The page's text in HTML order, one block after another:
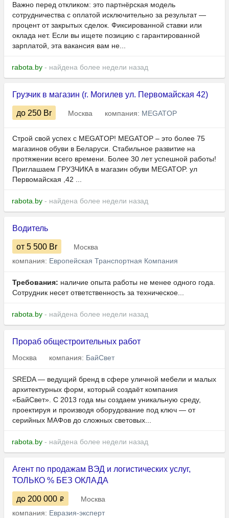
Важно перед откликом: это партнёрская модель
сотрудничества с оплатой исключительно за результат —
процент от закрытых сделок. Фиксированной ставки или
оклада нет. Если вы ищете позицию с гарантированной
зарплатой, эта вакансия вам не...
rabota.by - найдена более недели назад
Грузчик в магазин (г. Могилев ул. Первомайская 42)
до 250 Br Москва компания: MEGATOP
Строй свой успех с MEGATOP! MEGATOP – это более 75
магазинов обуви в Беларуси. Стабильное развитие на
протяжении всего времени. Более 30 лет успешной работы!
Приглашаем ГРУЗЧИКА в магазин обуви MEGATOP. ул
Первомайская ,42 ...
rabota.by - найдена более недели назад
Водитель
от 5 500 Br
Москва
компания: Европейская Транспортная Компания
Требования: наличие опыта работы не менее одного года.
Сотрудник несет ответственность за техническое...
rabota.by - найдена более недели назад
Прораб общестроительных работ
Москва компания: БайСвет
SREDA — ведущий бренд в сфере уличной мебели и малых
архитектурных форм, который создаёт компания
«БайСвет». С 2013 года мы создаем уникальную среду,
проектируя и производя оборудование под ключ — от
серийных МАФов до сложных световых...
rabota.by - найдена более недели назад
Агент по продажам ВЭД и логистических услуг,
ТОЛЬКО % БЕЗ ОКЛАДА
до 200 000
Москва
компания: Евразия-эксперт